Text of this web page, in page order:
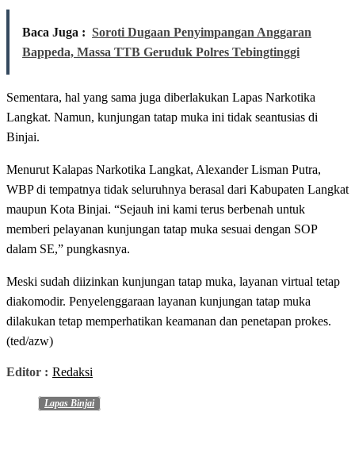
Baca Juga : Soroti Dugaan Penyimpangan Anggaran
Bappeda, Massa TTB Geruduk Polres Tebingtinggi
Sementara, hal yang sama juga diberlakukan Lapas Narkotika
Langkat. Namun, kunjungan tatap muka ini tidak seantusias di
Binjai.
Menurut Kalapas Narkotika Langkat, Alexander Lisman Putra,
WBP di tempatnya tidak seluruhnya berasal dari Kabupaten Langkat
maupun Kota Binjai. “Sejauh ini kami terus berbenah untuk
memberi pelayanan kunjungan tatap muka sesuai dengan SOP
dalam SE,” pungkasnya.
Meski sudah diizinkan kunjungan tatap muka, layanan virtual tetap
diakomodir. Penyelenggaraan layanan kunjungan tatap muka
dilakukan tetap memperhatikan keamanan dan penetapan prokes.
(ted/azw)
Editor : Redaksi
Lapas Binjai